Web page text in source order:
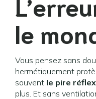
le
Vous pensez sans
hermétiquement
souvent le pire
plus. Et sans